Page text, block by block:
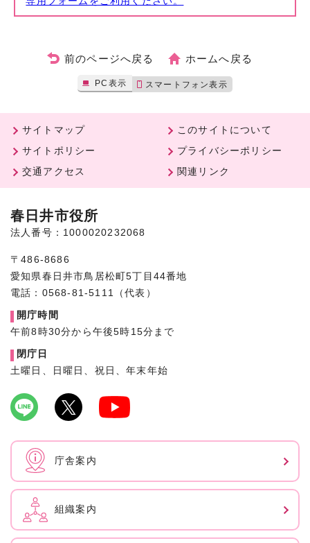
前のページへ戻る ホームへ戻る
PC表示 スマートフォン表示
サイトマップ
このサイトについて
サイトポリシー
プライバシーポリシー
交通アクセス
関連リンク
春日井市役所
法人番号：1000020232068
〒486-8686
愛知県春日井市鳥居松町5丁目44番地
電話：0568-81-5111（代表）
開庁時間
午前8時30分から午後5時15分まで
閉庁日
土曜日、日曜日、祝日、年末年始
庁舎案内
組織案内